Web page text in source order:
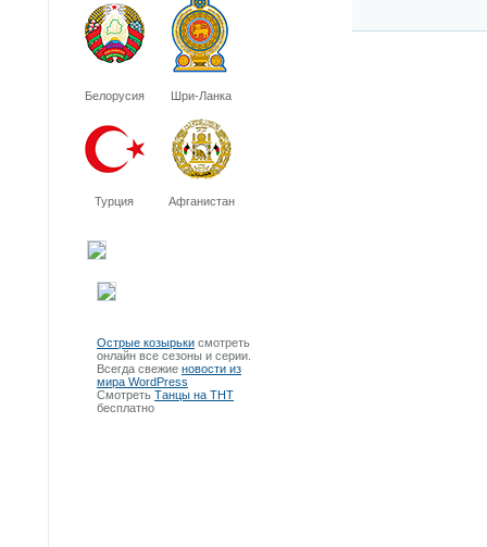
Белорусия Шри-Ланка
Турция Афганистан
Острые козырьки смотреть
онлайн все сезоны и серии.
Всегда свежие новости из
мира WordPress
Смотреть Танцы на ТНТ
бесплатно